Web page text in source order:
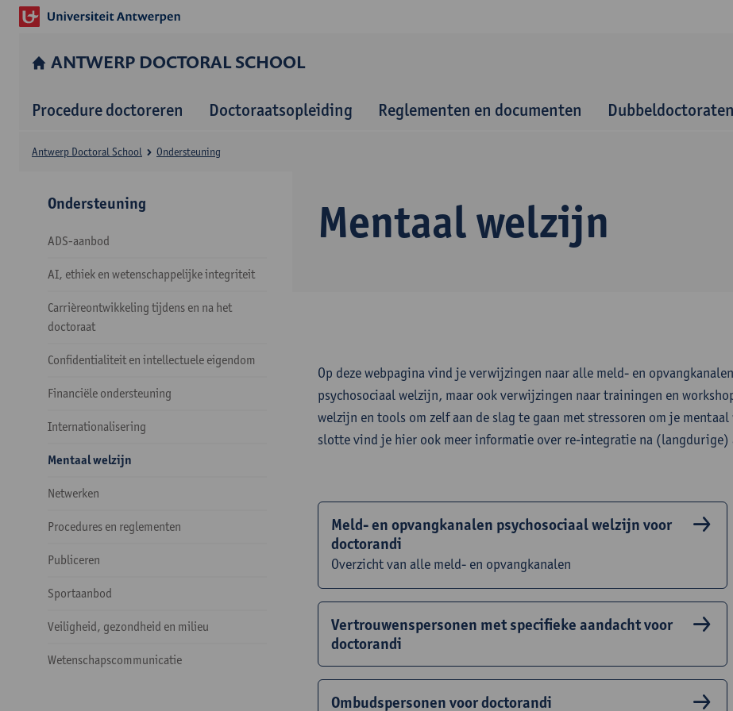
ANTWERP DOCTORAL SCHOOL
Procedure doctoreren Doctoraatsopleiding Reglementen en documenten Dubbeldoctoraten
Mentaal welzijn
Antwerp Doctoral School Ondersteuning
Ondersteuning
ADS-aanbod
AI, ethiek en wetenschappelijke integriteit
Carrièreontwikkeling tijdens en na het
doctoraat
Confidentialiteit en intellectuele eigendom
Financiële ondersteuning
Internationalisering
Mentaal welzijn
Netwerken
Procedures en reglementen
Publiceren
Sportaanbod
Veiligheid, gezondheid en milieu
Wetenschapscommunicatie
Op deze webpagina vind je verwijzingen naar alle meld- en
psychosociaal welzijn, maar ook verwijzingen naar trainingen en
welzijn en tools om zelf aan de slag te gaan met stressoren om je
slotte vind je hier ook meer informatie over re-integratie na (langdurige)
Meld- en opvangkanalen psychosociaal welzijn voor
doctorandi
Overzicht van alle meld- en opvangkanalen
Vertrouwenspersonen met specifieke aandacht voor
doctorandi
Ombudspersonen voor doctorandi